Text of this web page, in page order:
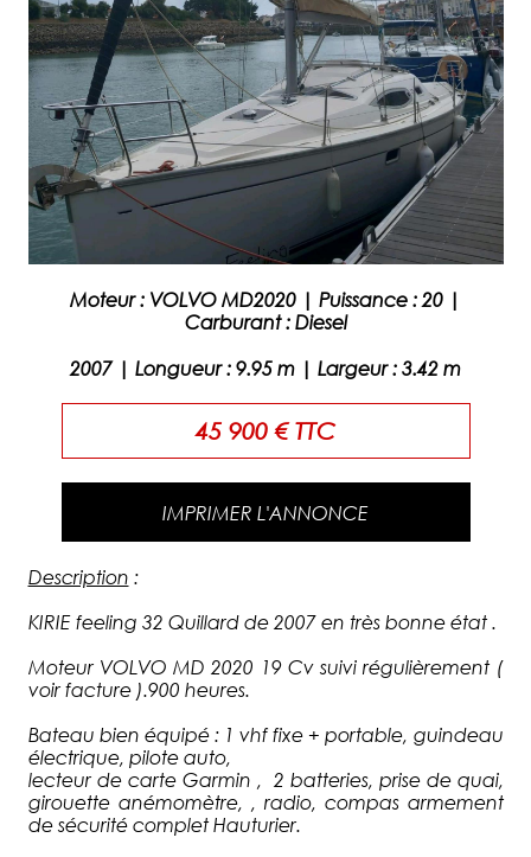
Moteur : VOLVO MD2020 | Puissance : 20 |
Carburant : Diesel
2007| Longueur: 9.95 m | Largeur: 3.42 m
45 900 € TTC
IMPRIMER L'ANNONCE
Description :
KIRIE feeling 32 Quillard de 2007 en très bonne état .
Moteur VOLVO MD 2020 19 Cv suivi régulièrement (
voir facture ).900 heures.
Bateau bien équipé : 1 vhf fixe + portable, guindeau
électrique, pilote auto,
lecteur de carte Garmin , 2 batteries, prise de quai,
girouette anémomètre, , radio, compas armement
de sécurité complet Hauturier.